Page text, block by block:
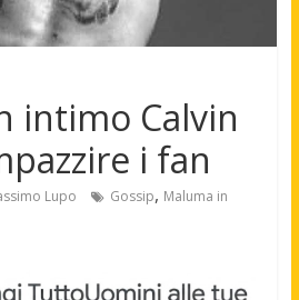
intimo Calvin
i fan
Lupo Gossip, Maluma in